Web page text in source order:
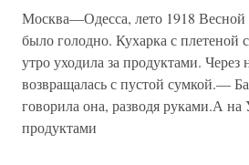
Москва—Одесса, лето 1918 Весной
было голодно. Кухарка с плетеной
утро уходила за продуктами. Через
возвращалась с пустой сумкой.—
говорила она, разводя руками.А на
продуктами